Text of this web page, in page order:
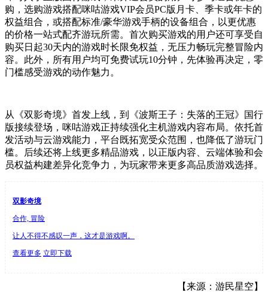
购，选购游戏搭配咪咕游戏VIP会员PC版月卡、季卡或年卡的
权益组合，或搭配标准/豪华游戏手柄的设备组合，以更优惠
的价格一站式配齐游玩所需。首次购买游戏的用户还可享受自
购买日起30天内的游戏时长限免权益，无压力畅玩完整冒险内
容。此外，所有用户均可免费试玩10分钟，先体验再决定，零
门槛感受游戏的动作魅力。
从《双影奇境》首发上线，到《波斯王子：失落的王冠》国行
版接续登场，咪咕游戏正持续强化主机游戏内容布局。依托首
发活动与云游戏能力，平台既拓宽受众范围，也降低了游玩门
槛。后续还将上线更多精品游戏，以正版内容、云端体验和会
员权益构建差异化竞争力，为玩家带来更多高品质游戏选择。
双影奇境
合作, 冒险
让人不得不感叹一声，这才是游戏啊。
查看更多 立即下载
【来源：游民星空】